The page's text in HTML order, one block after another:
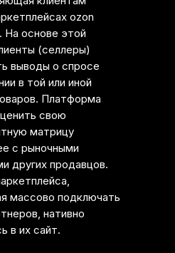
ozon
На основе этой
(селлеры)
выводы о спросе
в той или иной
Платформа
свою
матрицу
с рыночными
других продавцов.
массово подключать
нативно
в их сайт.